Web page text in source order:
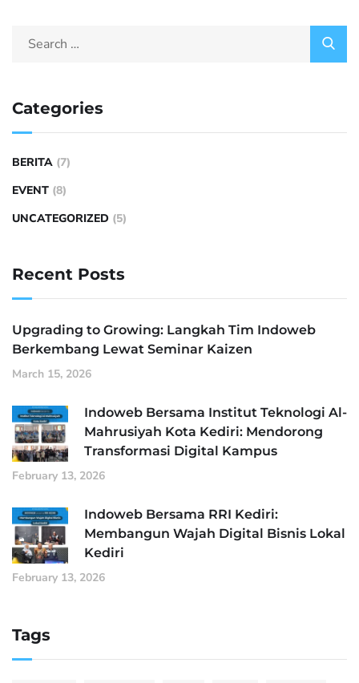
Categories
BERITA (7)
EVENT (8)
UNCATEGORIZED (5)
Recent Posts
Upgrading to Growing: Langkah Tim Indoweb
Berkembang Lewat Seminar Kaizen
March 15, 2026
Indoweb Bersama Institut Teknologi Al-
Mahrusiyah Kota Kediri: Mendorong
Transformasi Digital Kampus
February 13, 2026
Indoweb Bersama RRI Kediri:
Membangun Wajah Digital Bisnis Lokal
Kediri
February 13, 2026
Tags